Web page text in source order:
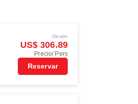
Desde
US$ 306.89
Precio/ Pers
Reservar